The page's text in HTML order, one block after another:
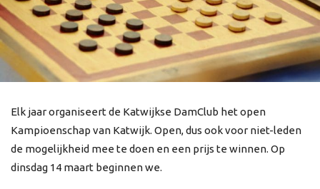
Elk jaar organiseert de Katwijkse DamClub het open
Kampioenschap van Katwijk. Open, dus ook voor niet-leden
de mogelijkheid mee te doen en een prijs te winnen. Op
dinsdag 14 maart beginnen we.